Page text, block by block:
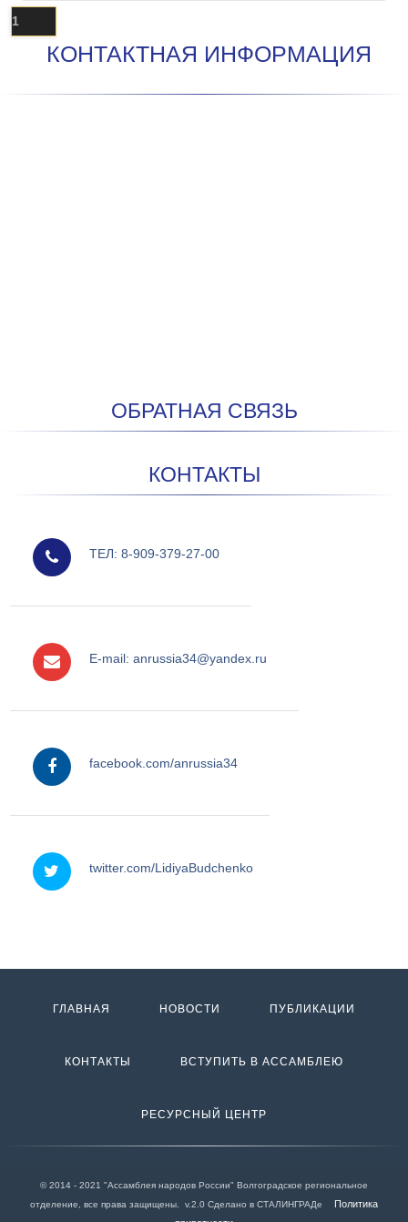
1
КОНТАКТНАЯ ИНФОРМАЦИЯ
ОБРАТНАЯ СВЯЗЬ
КОНТАКТЫ
ТЕЛ: 8-909-379-27-00
E-mail: anrussia34@yandex.ru
facebook.com/anrussia34
twitter.com/LidiyaBudchenko
ГЛАВНАЯ НОВОСТИ ПУБЛИКАЦИИ
КОНТАКТЫ ВСТУПИТЬ В АССАМБЛЕЮ
РЕСУРСНЫЙ ЦЕНТР
© 2014 - 2021 "Ассамблея народов России" Волгоградское региональное
отделение, все права защищены. v.2.0 Сделано в СТАЛИНГРАДе
Политика